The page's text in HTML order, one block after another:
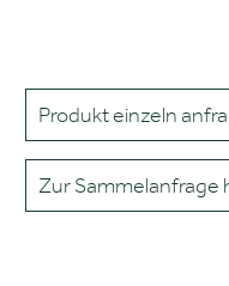
Produkt einzeln
Zur Sammelanfrage